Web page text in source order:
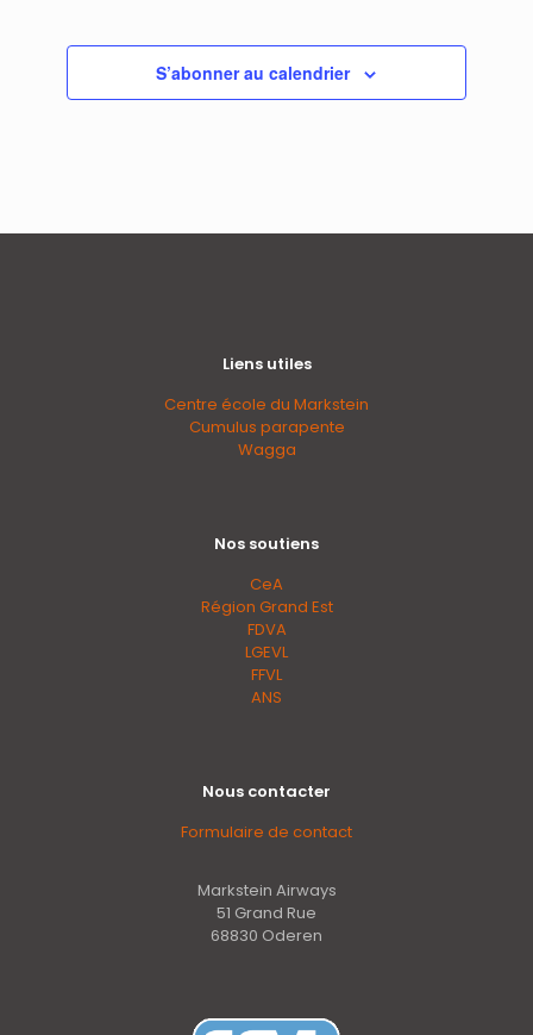
S’abonner au calendrier
Liens utiles
Centre école du Markstein
Cumulus parapente
Wagga
Nos soutiens
CeA
Région Grand Est
FDVA
LGEVL
FFVL
ANS
Nous contacter
Formulaire de contact
Markstein Airways
51 Grand Rue
68830 Oderen